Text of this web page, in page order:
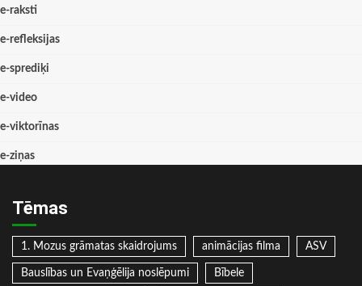
e-raksti
e-refleksijas
e-sprediķi
e-video
e-viktorīnas
e-ziņas
Tēmas
1. Mozus grāmatas skaidrojums animācijas filma ASV
Bauslības un Evaņģēlija noslēpumi Bībele